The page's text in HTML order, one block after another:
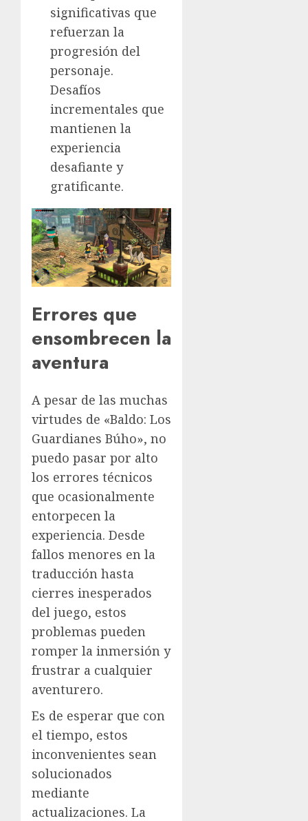
significativas que
refuerzan la
progresión del
personaje.
Desafíos
incrementales que
mantienen la
experiencia
desafiante y
gratificante.
Errores que
ensombrecen la
aventura
A pesar de las muchas
virtudes de «Baldo: Los
Guardianes Búho», no
puedo pasar por alto
los errores técnicos
que ocasionalmente
entorpecen la
experiencia. Desde
fallos menores en la
traducción hasta
cierres inesperados
del juego, estos
problemas pueden
romper la inmersión y
frustrar a cualquier
aventurero.
Es de esperar que con
el tiempo, estos
inconvenientes sean
solucionados
mediante
actualizaciones. La